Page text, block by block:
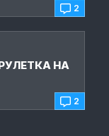
2
2
НА